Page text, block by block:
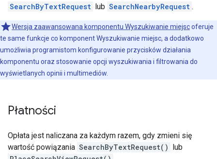
SearchByTextRequest
lub SearchNearbyRequest .
Wersja zaawansowana komponentu Wyszukiwanie miejscoferuje
te same funkcje co komponent Wyszukiwanie miejsc, a dodatkowo
umożliwia programistom konfigurowanie przycisków działania
komponentu oraz stosowanie opcji wyszukiwania i filtrowania do
wyświetlanych opinii i multimediów.
Płatności
Opłata jest naliczana za każdym razem, gdy zmieni się
wartość powiązania SearchByTextRequest()
lub